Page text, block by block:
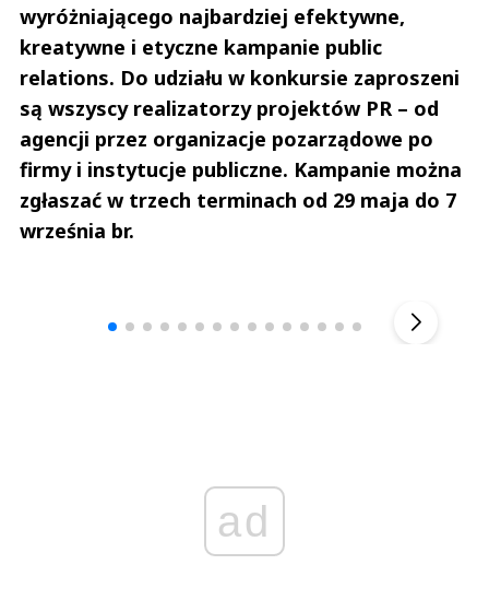
wyróżniającego najbardziej efektywne,
kreatywne i etyczne kampanie public
relations. Do udziału w konkursie zaproszeni
są wszyscy realizatorzy projektów PR – od
agencji przez organizacje pozarządowe po
firmy i instytucje publiczne. Kampanie można
zgłaszać w trzech terminach od 29 maja do 7
września br.
ad